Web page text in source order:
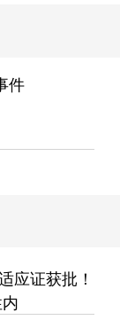
件
应证获批！